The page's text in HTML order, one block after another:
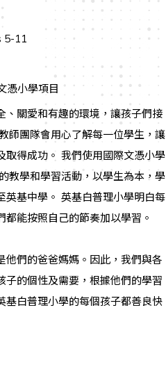
5-11
憑小學項目
、關愛和有趣的環境，讓孩子們接
師團隊會用心了解每一位學生，讓
取得成功。 我們使用國際文憑小學
教學和學習活動，以學生為本，學
英基中學。 英基白普理小學明白每
能按照自己的節奏加以學習。
他們的爸爸媽媽。因此，我們與各
子的個性及需要，根據他們的學習
基白普理小學的每個孩子都善良快